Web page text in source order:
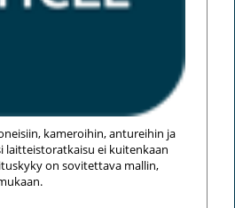
kameroihin, antureihin ja
laitteistoratkaisu ei kuitenkaan
on sovitettava mallin,